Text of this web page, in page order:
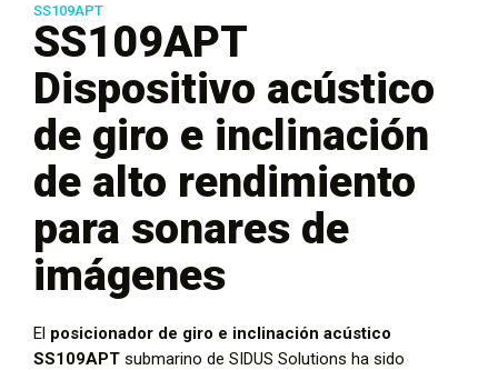
SS109APT
SS109APT
Dispositivo acústico
de giro e inclinación
de alto rendimiento
para sonares de
imágenes
El posicionador de giro e inclinación acústico
SS109APT submarino de SIDUS Solutions ha sido